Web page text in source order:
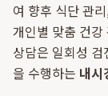
여 향후 식단 관
개인별 맞춤 건
상담은 일회성
을 수행하는 내시